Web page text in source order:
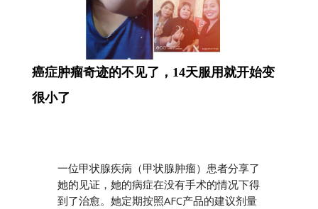
癌症肿瘤奇迹的不见了，14天服用就开始变
很小了
一位甲状腺疾病（甲状腺肿瘤）患者分享了
她的见证，她的病症在没有手术的情况下得
到了治愈。她定期按照AFC产品的建议剂量